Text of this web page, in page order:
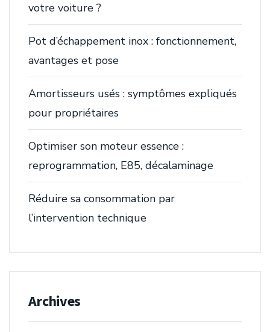
votre voiture ?
Pot d’échappement inox : fonctionnement,
avantages et pose
Amortisseurs usés : symptômes expliqués
pour propriétaires
Optimiser son moteur essence :
reprogrammation, E85, décalaminage
Réduire sa consommation par
l’intervention technique
Archives